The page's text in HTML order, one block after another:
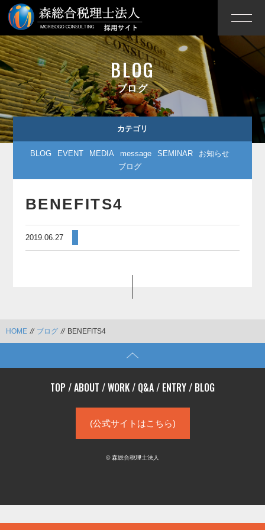
BLOG
ブログ
カテゴリ
BLOG EVENT MEDIA message SEMINAR
お知らせ
ブログ
BENEFITS4
2019.06.27
HOME // ブログ // BENEFITS4
TOP /ABOUT /WORK / Q&A / ENTRY / BLOG
(公式サイトはこちら)
© 森総合税理士法人